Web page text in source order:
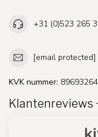
+31 (0)523 265
[email protected]
KVK nummer: 89693264
Klantenreviews